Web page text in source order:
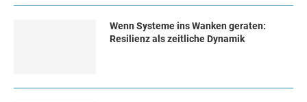
Wenn Systeme ins Wanken geraten:
Resilienz als zeitliche Dynamik